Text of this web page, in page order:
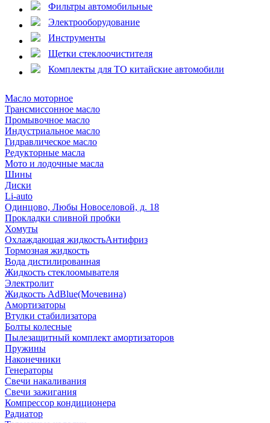
Фильтры автомобильные
Электрооборудование
Инструменты
Щетки стеклоочистителя
Комплекты для ТО китайские автомобили
Масло моторное
Трансмиссонное масло
Промывочное масло
Индустриальное масло
Гидравлическое масло
Редукторные масла
Мото и лодочные масла
Шины
Диски
Li-auto
Одинцово, Любы Новоселовой, д. 18
Прокладки сливной пробки
Хомуты
Охлаждающая жидкостьАнтифриз
Тормозная жидкость
Вода дистилированная
Жидкость стеклоомывателя
Электролит
Жидкость AdBlue(Мочевина)
Амортизаторы
Втулки стабилизатора
Болты колесные
Пылезащитный комплект амортизаторов
Пружины
Наконечники
Генераторы
Свечи накаливания
Свечи зажигания
Компрессор кондиционера
Радиатор